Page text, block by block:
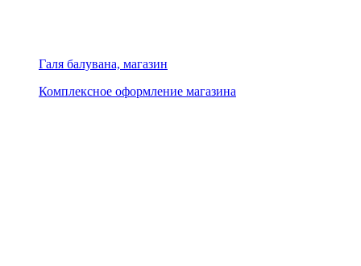
Галя балувана, магазин
Комплексное оформление магазина